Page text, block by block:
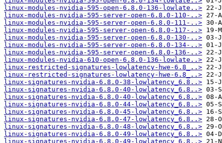
linux-modules-nvidia-595-open-6.8.0-136-lowlate..>
linux-modules-nvidia-595-server-open-6.8.0-110-..>
linux-modules-nvidia-595-server-open-6.8.0-111-..>
linux-modules-nvidia-595-server-open-6.8.0-117-..>
linux-modules-nvidia-595-server-open-6.8.0-130-..>
linux-modules-nvidia-595-server-open-6.8.0-134-..>
linux-modules-nvidia-595-server-open-6.8.0-136-..>
linux-modules-nvidia-610-open-6.8.0-136-lowlate..>
linux-restricted-signatures-lowlatency-hwe-6.8_..>
linux-restricted-signatures-lowlatency-hwe-6.8_..>
linux-signatures-nvidia-6.8.0-38-lowlatency_6.8..>
linux-signatures-nvidia-6.8.0-40-lowlatency_6.8..>
linux-signatures-nvidia-6.8.0-40-lowlatency_6.8..>
linux-signatures-nvidia-6.8.0-44-lowlatency_6.8..>
linux-signatures-nvidia-6.8.0-45-lowlatency_6.8..>
linux-signatures-nvidia-6.8.0-47-lowlatency_6.8..>
linux-signatures-nvidia-6.8.0-48-lowlatency_6.8..>
linux-signatures-nvidia-6.8.0-49-lowlatency_6.8..>
linux-signatures-nvidia-6.8.0-49-lowlatency_6.8..>